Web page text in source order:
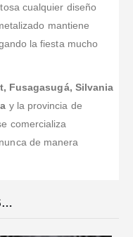
cualquier diseño
mantiene
la fiesta mucho
Fusagasugá, Silvania
y la provincia de
comercializa
de manera